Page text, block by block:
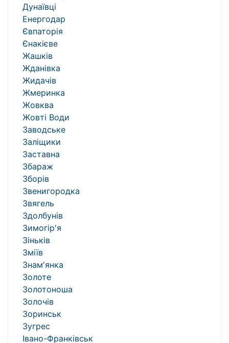
Дунаївці
Енергодар
Євпаторія
Єнакієве
Жашків
Жданівка
Жидачів
Жмеринка
Жовква
Жовті Води
Заводське
Заліщики
Заставна
Збараж
Зборів
Звенигородка
Звягель
Здолбунів
Зимогір'я
Зіньків
Зміїв
Знам'янка
Золоте
Золотоноша
Золочів
Зоринськ
Зугрес
Івано-Франківськ